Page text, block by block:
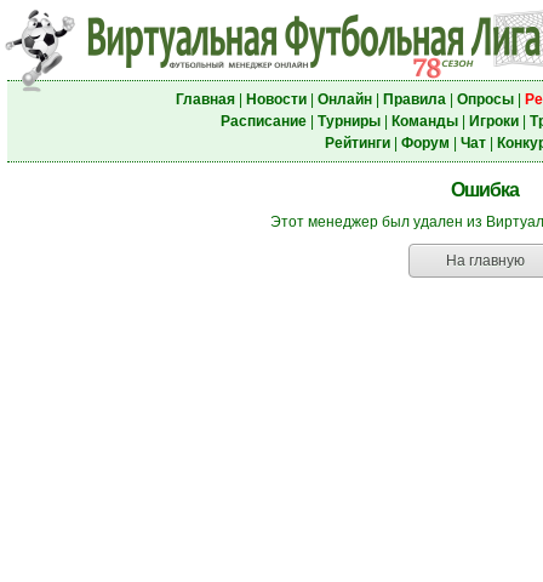
Главная| Новости| Онлайн| Правила| Опросы|
Расписание| Турниры| Команды| Игроки|
Рейтинги| Форум Чат|
Ошибка
Этот менеджер был удален из
На главную